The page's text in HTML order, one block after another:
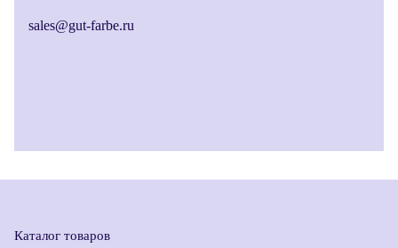
sales@gut-farbe.ru
Каталог товаров